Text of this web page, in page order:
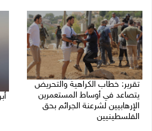
تقرير: خطاب الكراهية والتحريض
يتصاعد في أوساط المستعمرين
الإرهابيين لشرعنة الجرائم بحق
الفلسطينيين